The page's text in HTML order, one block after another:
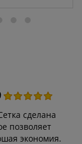
сделана
позволяет
экономия.